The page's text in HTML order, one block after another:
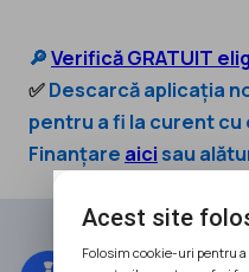
🔎Verifică GRATUIT
✅Descarcă aplicația
pentru a fi la curent
Finanțare aicisau
Acest site
Folosim cookie-uri pentru